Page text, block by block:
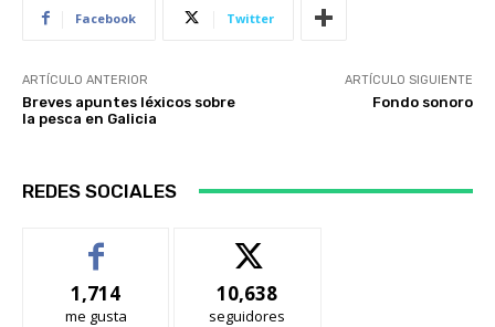
Facebook Twitter
ARTÍCULO ANTERIOR
Breves apuntes léxicos sobre
la pesca en Galicia
ARTÍCULO SIGUIENTE
Fondo sonoro
REDES SOCIALES
1,714
me gusta
10,638
seguidores